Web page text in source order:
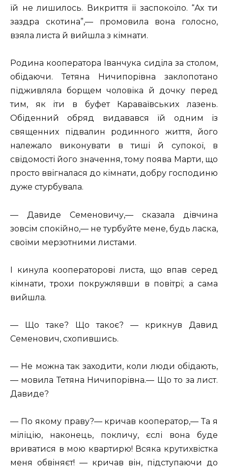
їй не лишилось. Викриття її заспокоїло. “Ах ти
заздра скотина”,— промовила вона голосно,
взяла листа й вийшла з кімнати.
Родина кооператора Іванчука сиділа за столом,
обідаючи. Тетяна Ничипорівна заклопотано
підживляла борщем чоловіка й дочку перед
тим, як іти в буфет Караваївських лазень.
Обіденний обряд видавався їй одним із
священних підвалин родинного життя, його
належало виконувати в тиші й супокої, в
свідомості його значення, тому поява Марти, що
просто ввігналася до кімнати, добру господиню
дуже стурбувала.
— Давиде Семеновичу,— сказала дівчина
зовсім спокійно,— не турбуйте мене, будь ласка,
своїми мерзотними листами.
І кинула кооператорові листа, що впав серед
кімнати, трохи покружлявши в повітрі; а сама
вийшла.
— Що таке? Що такоє? — крикнув Давид
Семенович, схопившись.
— Не можна так заходити, коли люди обідають,
— мовила Тетяна Ничипорівна.— Що то за лист.
Давиде?
— По якому праву?— кричав кооператор,— Та я
міліцію, наконець, покличу, єслі вона буде
вриватися в мою квартирю! Всяка крутихвістка
меня обвіняєт! — кричав він, підступаючи до